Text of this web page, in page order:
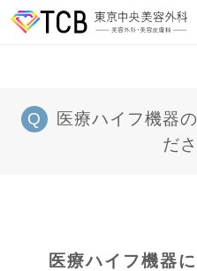
医療ハイフ機器
だ
医療ハイフ機器